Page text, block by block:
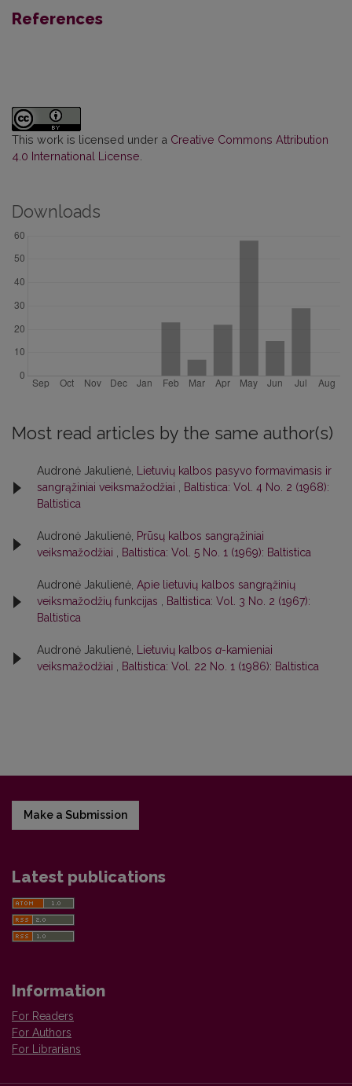
References
This work is licensed under a Creative Commons Attribution
4.0 International License.
Downloads
Most read articles by the same author(s)
Audronė Jakulienė, Lietuvių kalbos pasyvo formavimasis ir
sangrąžiniai veiksmažodžiai , Baltistica: Vol. 4 No. 2 (1968):
Baltistica
Audronė Jakulienė, Prūsų kalbos sangrąžiniai
veiksmažodžiai , Baltistica: Vol. 5 No. 1 (1969): Baltistica
Audronė Jakulienė, Apie lietuvių kalbos sangrąžinių
veiksmažodžių funkcijas , Baltistica: Vol. 3 No. 2 (1967):
Baltistica
Audronė Jakulienė, Lietuvių kalbos a-kamieniai
veiksmažodžiai , Baltistica: Vol. 22 No. 1 (1986): Baltistica
Make a Submission
Latest publications
Information
For Readers
For Authors
For Librarians